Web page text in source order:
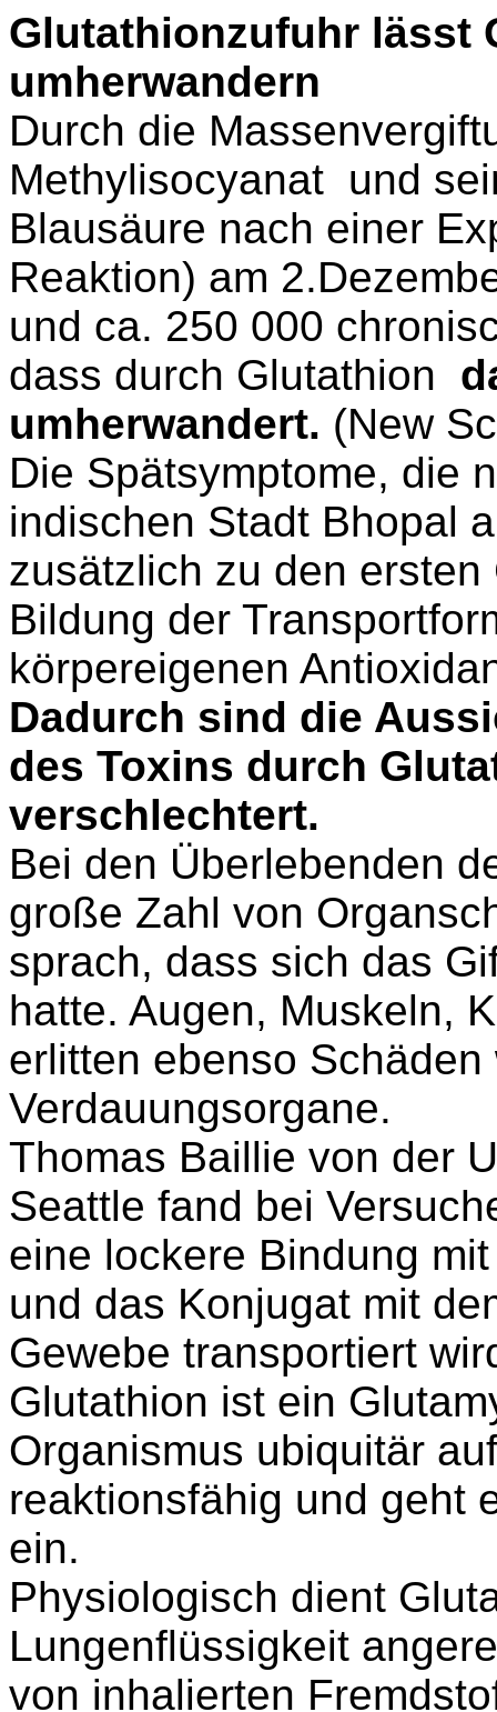
Glutathionzufuhr lässt
umherwandern
Durch die
Methylisocyanat und
Blausäure nach einer
Reaktion) am
und ca. 250 000
dass durch Glutathion
umherwandert. (New
Die Spätsymptome, die
indischen Stadt Bhopal
zusätzlich zu den
Bildung der
körpereigenen
Dadurch sind die
des Toxins durch
verschlechtert.
Bei den Überlebenden
große Zahl von
sprach, dass sich das
hatte. Augen, Muskeln,
erlitten ebenso
Verdauungsorgane.
Thomas Baillie von der
Seattle fand bei
eine lockere Bindung
und das Konjugat mit
Gewebe transportiert
Glutathion ist ein
Organismus ubiquitär
reaktionsfähig und geht
ein.
Physiologisch dient
Lungenflüssigkeit
von inhalierten